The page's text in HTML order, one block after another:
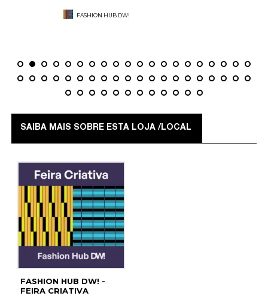
FASHION HUB DW!
SAIBA MAIS SOBRE ESTA LOJA /LOCAL
FASHION HUB DW! -
FEIRA CRIATIVA